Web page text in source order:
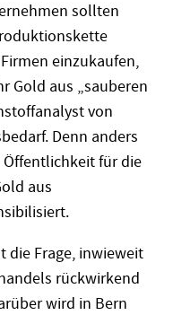
sollten
einzukaufen,
Gold aus „sauberen
von
Denn anders
für die
aus
die Frage, inwieweit
rückwirkend
wird in Bern